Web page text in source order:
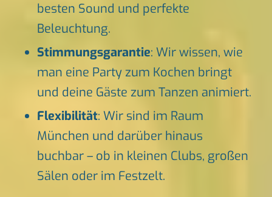
besten Sound und perfekte
Beleuchtung.
Stimmungsgarantie: Wir wissen, wie
man eine Party zum Kochen bringt
und deine Gäste zum Tanzen animiert.
Flexibilität: Wir sind im Raum
München und darüber hinaus
buchbar – ob in kleinen Clubs, großen
Sälen oder im Festzelt.